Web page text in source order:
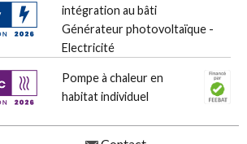
intégration au bâti
Générateur photovoltaïque -
Electricité
Pompe à chaleur en
habitat individuel